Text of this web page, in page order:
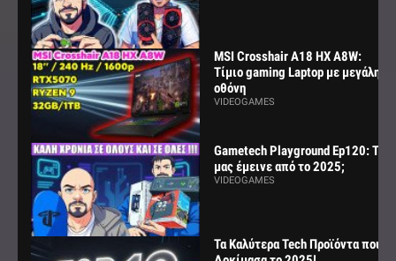
MSI Crosshair A18 HX A8W:
Τίμιο gaming Laptop με μεγάλη
οθόνη
VIDEOGAMES
Gametech Playground Ep120: Τι
μας έμεινε από το 2025;
VIDEOGAMES
Τα Καλύτερα Tech Προϊόντα που